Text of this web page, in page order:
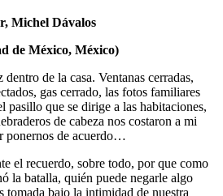
Michel Dávalos
de México, México)
de la casa. Ventanas cerradas,
gas cerrado, las fotos familiares
pasillo que se dirige a las habitaciones,
de cabeza nos costaron a mi
ponernos de acuerdo…
el recuerdo, sobre todo, por que como
la batalla, quién puede negarle algo
tomada bajo la intimidad de nuestra